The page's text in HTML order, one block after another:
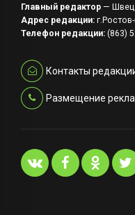
Главный редактор — Швец
Адрес редакции:
Телефон редакции: (863)
Контакты
Размещение